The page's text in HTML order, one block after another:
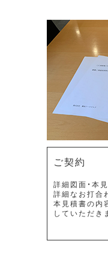
ご契約
詳細図面・本
詳細なお打合
本見積書の内
していただき